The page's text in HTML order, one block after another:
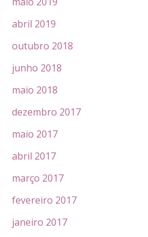
abril 2019
outubro 2018
junho 2018
maio 2018
dezembro 2017
maio 2017
abril 2017
março 2017
fevereiro 2017
janeiro 2017